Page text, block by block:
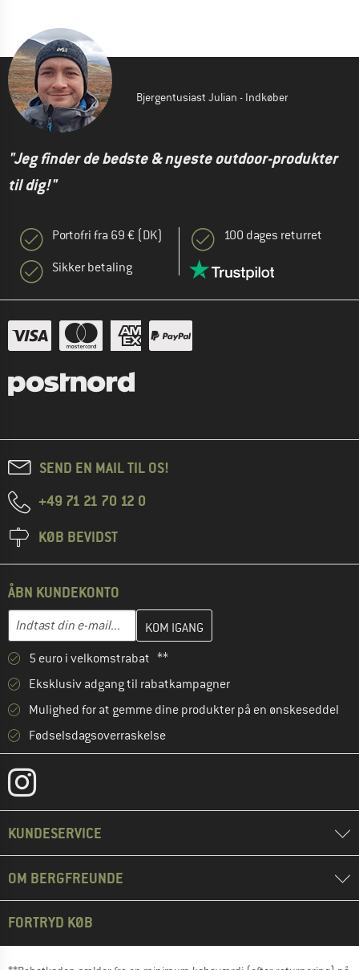
Bjergentusiast Julian - Indkøber
"Jeg finder de bedste & nyeste outdoor-produkter
til dig!"
Portofri fra 69 € (DK)
Sikker betaling
100 dages returret
SEND EN MAIL TIL OS!
+49 71 21 70 12 0
KØB BEVIDST
ÅBN KUNDEKONTO
E-mail-adresse
Indtast din e-mailadresse her, og opret i næste trin din
5 euro i velkomstrabat **
Eksklusiv adgang til rabatkampagner
Mulighed for at gemme dine produkter på en ønskeseddel
Fødselsdagsoverraskelse
KUNDESERVICE
OM BERGFREUNDE
FORTRYD KØB